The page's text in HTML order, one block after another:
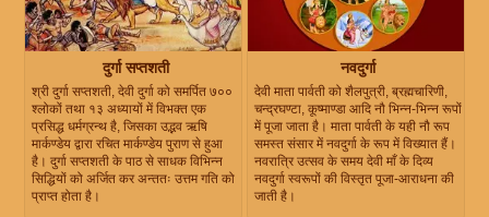
दुर्गा सप्तशती
श्री दुर्गा सप्तशती, देवी दुर्गा को समर्पित ७००
श्लोकों तथा १३ अध्यायों में विभक्त एक
प्रसिद्ध धर्मग्रन्थ है, जिसका उद्भव ऋषि
मार्कण्डेय द्वारा रचित मार्कण्डेय पुराण से हुआ
है। दुर्गा सप्तशती के पाठ से साधक विभिन्न
सिद्धियों को अर्जित कर अन्ततः उत्तम गति को
प्राप्त होता है।
नवदुर्गा
देवी माता पार्वती को शैलपुत्री, ब्रह्मचारिणी,
चन्द्रघण्टा, कूष्माण्डा आदि नौ भिन्न-भिन्न रूपों
में पूजा जाता है। माता पार्वती के यही नौ रूप
समस्त संसार में नवदुर्गा के रूप में विख्यात हैं।
नवरात्रि उत्सव के समय देवी माँ के दिव्य
नवदुर्गा स्वरूपों की विस्तृत पूजा-आराधना की
जाती है।